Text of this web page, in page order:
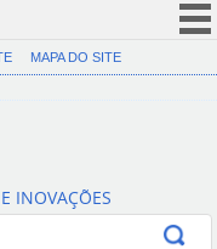
(COVID-19)
Canais
MAPA DO SITE
INOVAÇÕES